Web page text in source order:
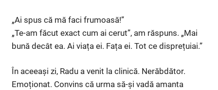
„Ai spus că mă faci frumoasă!”
„Te-am făcut exact cum ai cerut”, am răspuns. „Mai
bună decât ea. Ai viața ei. Fața ei. Tot ce disprețuiai.”
În aceeași zi, Radu a venit la clinică. Nerăbdător.
Emoționat. Convins că urma să-și vadă amanta